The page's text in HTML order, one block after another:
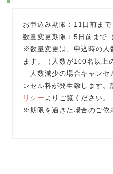
お申込み期限：11日前まで
数量変更期限：5日前まで
※数量変更は、申込時の人
ます。（人数が100名以上
人数減少の場合キャンセ
ンセル料が発生致します。
リシーよりご覧ください。
※期限を過ぎた場合のご依